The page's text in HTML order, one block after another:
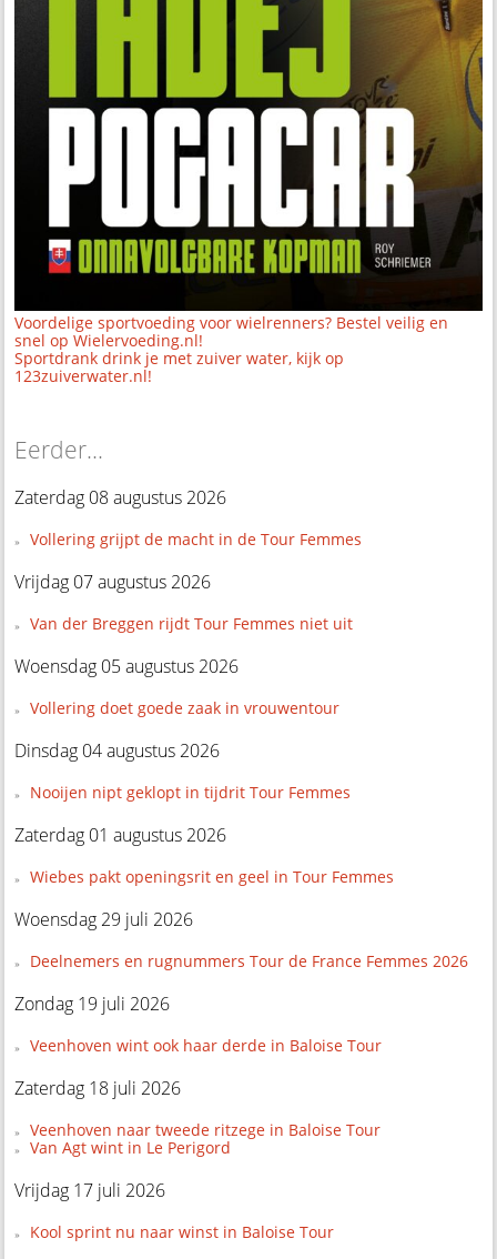
Voordelige sportvoeding voor wielrenners? Bestel veilig en
snel op Wielervoeding.nl!
Sportdrank drink je met zuiver water, kijk op
123zuiverwater.nl!
Eerder...
Zaterdag 08 augustus 2026
Vollering grijpt de macht in de Tour Femmes
Vrijdag 07 augustus 2026
Van der Breggen rijdt Tour Femmes niet uit
Woensdag 05 augustus 2026
Vollering doet goede zaak in vrouwentour
Dinsdag 04 augustus 2026
Nooijen nipt geklopt in tijdrit Tour Femmes
Zaterdag 01 augustus 2026
Wiebes pakt openingsrit en geel in Tour Femmes
Woensdag 29 juli 2026
Deelnemers en rugnummers Tour de France Femmes 2026
Zondag 19 juli 2026
Veenhoven wint ook haar derde in Baloise Tour
Zaterdag 18 juli 2026
Veenhoven naar tweede ritzege in Baloise Tour
Van Agt wint in Le Perigord
Vrijdag 17 juli 2026
Kool sprint nu naar winst in Baloise Tour